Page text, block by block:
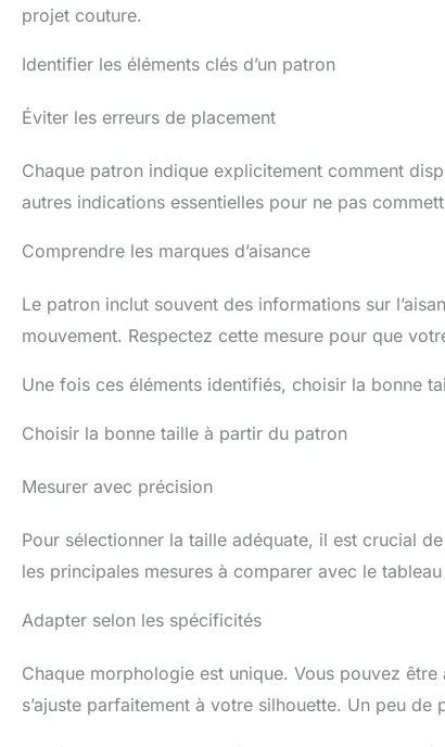
projet couture.
Identifier les éléments clés d’un patron
Éviter les erreurs de placement
Chaque patron indique explicitement comment
autres indications essentielles pour ne pas
Comprendre les marques d’aisance
Le patron inclut souvent des informations sur
mouvement. Respectez cette mesure pour que
Une fois ces éléments identifiés, choisir la bonne
Choisir la bonne taille à partir du patron
Mesurer avec précision
Pour sélectionner la taille adéquate, il est crucial de
les principales mesures à comparer avec le
Adapter selon les spécificités
Chaque morphologie est unique. Vous pouvez
s’ajuste parfaitement à votre silhouette. Un peu